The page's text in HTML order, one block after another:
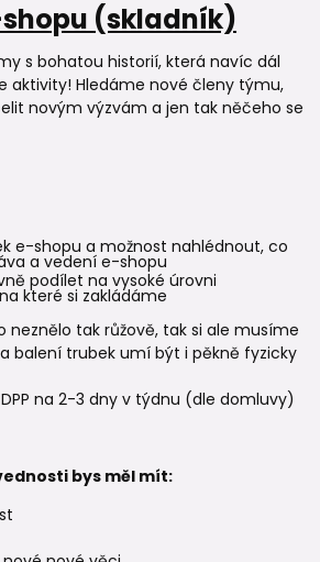
(skladník)
s bohatou historií, která navíc dál
aktivity! Hledáme nové členy týmu,
novým výzvám a jen tak něčeho se
e-shopu a možnost nahlédnout, co
a vedení e-shopu
podílet na vysoké úrovni
které si zakládáme
neznělo tak růžově, tak si ale musíme
balení trubek umí být i pěkně fyzicky
na 2-3 dny v týdnu (dle domluvy)
bys měl mít: